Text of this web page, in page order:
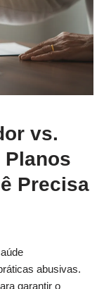
vs.
Precisa
abusivas.
garantir o